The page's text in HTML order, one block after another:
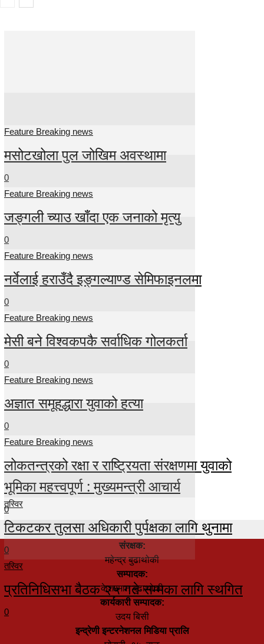
Feature Breaking news
मसोटखोला पुल जोखिम अवस्थामा
0
Feature Breaking news
जङ्गली च्याउ खाँदा एक जनाको मृत्यु
0
Feature Breaking news
नर्वेलाई हराउँदै इङ्गल्याण्ड सेमिफाइनलमा
0
Feature Breaking news
मेसी बने विश्वकपकै सर्वाधिक गोलकर्ता
0
Feature Breaking news
अज्ञात समूहद्धारा युवाको हत्या
0
Feature Breaking news
लोकतन्त्रको रक्षा र राष्ट्रियता संरक्षणमा युवाको
भूमिका महत्त्वपूर्ण : मुख्यमन्त्री आचार्य
0
तस्विर
टिकटकर तुलसा अधिकारी पुर्पक्षका लागि थुनामा
0
तस्विर
प्रतिनिधिसभा बैठक २५ गते सम्मका लागि स्थगित
0
संरक्षक:
महेन्द्र बुढाथोकी
सम्पादक:
केशरमान बुढाथोकी
कार्यकारी सम्पादक:
उदय बिसी
इन्द्रेणी इन्टरनेशनल मिडिया प्रालि